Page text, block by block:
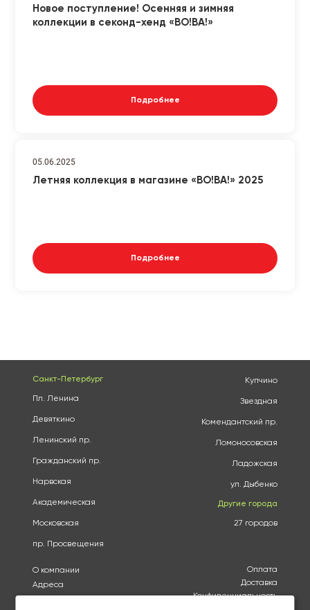
Новое поступление! Осенняя и зимняя
коллекции в секонд-хенд «ВО!ВА!»
Подробнее
05.06.2025
Летняя коллекция в магазине «ВО!ВА!» 2025
Подробнее
Санкт-Петербург
Пл. Ленина
Девяткино
Ленинский пр.
Гражданский пр.
Нарвская
Академическая
Московская
пр. Просвещения
Купчино
Звездная
Комендантский пр.
Ломоносовская
Ладожская
ул. Дыбенко
Другие города
27 городов
О компании
Адреса
Оплата
Доставка
Конфиденциальность